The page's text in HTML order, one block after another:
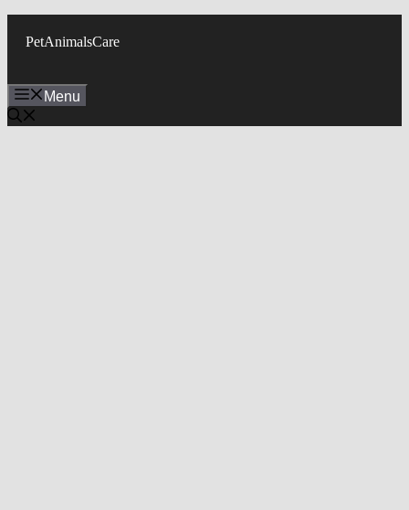
PetAnimalsCare
Menu